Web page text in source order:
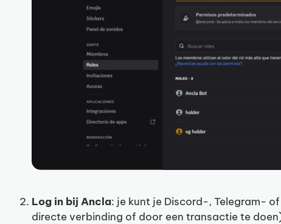
Log in bij Ancla: je kunt je Discord-, Telegram-
directe verbinding of door een transactie te